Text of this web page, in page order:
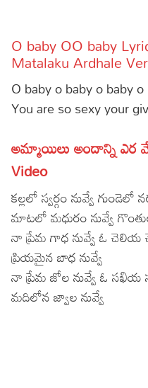
Articles
Facts
Devotional
Christianity
Hinduism
Hindi
Lyrics in Hindi –
Lyrics in Hindi –
Tamil
Lyrics in Tamil –
Lyrics in Tamil –
Kannada
Lyrics in Kannada –
O baby OO baby
Matalaku Ardhale
O baby o baby o baby
You are so sexy your
అమ్మాయిలు అందాన్ని ఎర
Video
కల్లలో స్వర్గం నువ్వే గుండెలో
మాటలో మధురం నువ్వే
నా ప్రేమ గాధ నువ్వే ఓ
ప్రియమైన బాధ నువ్వే
నా ప్రేమ జోల నువ్వే ఓ
మదిలోన జ్వాల నువ్వే